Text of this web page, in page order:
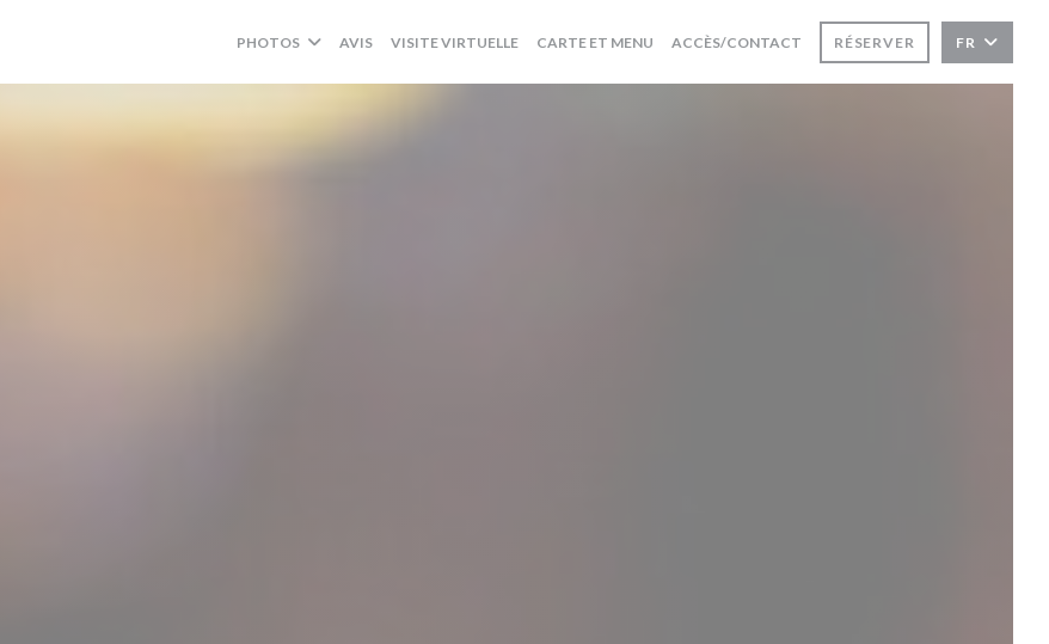
PHOTOS AVIS VISITE VIRTUELLE((OUVRE UNE NOUVELLE FENÊTRE))
CARTE ET MENU((OUVRE UNE NOUVELLE FENÊTRE))
ACCÈS/CONTACT RÉSERVER FR